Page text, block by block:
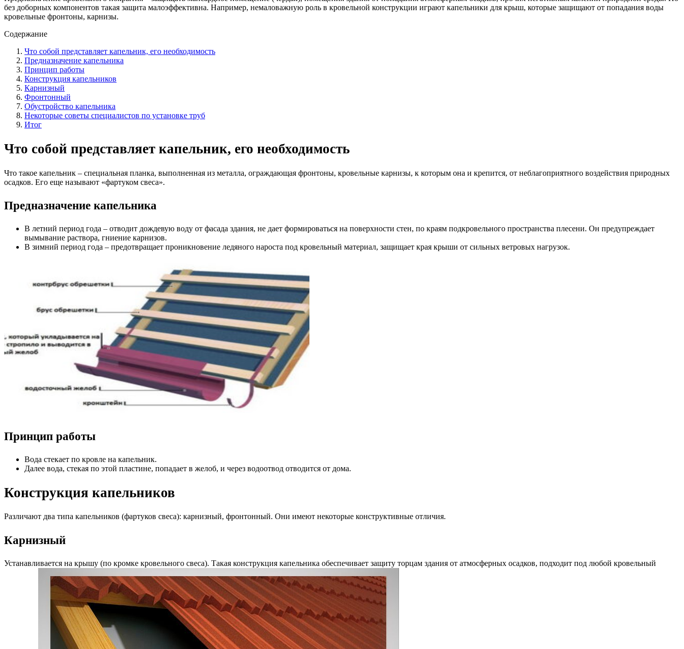
без доборных компонентов такая защита малоэффективна. Например, немаловажную роль в кровельной конструкции играют капельники для крыш, которые защищают от попадания воды
кровельные фронтоны, карнизы.
Содержание
Что собой представляет капельник, его необходимость
Предназначение капельника
Принцип работы
Конструкция капельников
Карнизный
Фронтонный
Обустройство капельника
Некоторые советы специалистов по установке труб
Итог
Что собой представляет капельник, его необходимость
Что такое капельник – специальная планка, выполненная из металла, ограждающая фронтоны, кровельные карнизы, к которым она и крепится, от неблагоприятного воздействия природных
осадков. Его еще называют «фартуком свеса».
Предназначение капельника
В летний период года – отводит дождевую воду от фасада здания, не дает формироваться на поверхности стен, по краям подкровельного пространства плесени. Он предупреждает
вымывание раствора, гниение карнизов.
В зимний период года – предотвращает проникновение ледяного нароста под кровельный материал, защищает края крыши от сильных ветровых нагрузок.
Принцип работы
Вода стекает по кровле на капельник.
Далее вода, стекая по этой пластине, попадает в желоб, и через водоотвод отводится от дома.
Конструкция капельников
Различают два типа капельников (фартуков свеса): карнизный, фронтонный. Они имеют некоторые конструктивные отличия.
Карнизный
Устанавливается на крышу (по кромке кровельного свеса). Такая конструкция капельника обеспечивает защиту торцам здания от атмосферных осадков, подходит под любой кровельный